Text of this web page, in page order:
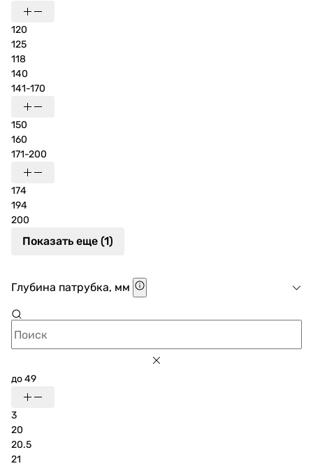
120
125
118
140
141-170
150
160
171-200
174
194
200
Показать еще (1)
Глубина патрубка, мм
до 49
3
20
20.5
21